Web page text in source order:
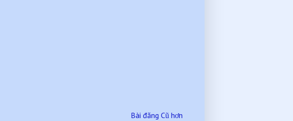
Bài đăng Cũ hơn